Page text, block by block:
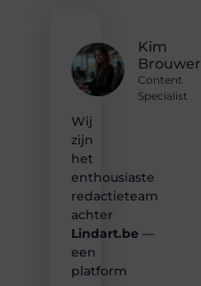
Kim
Brouwer
Content
Specialist
Wij
zijn
het
enthousiaste
redactieteam
achter
Lindart.be —
een
platform